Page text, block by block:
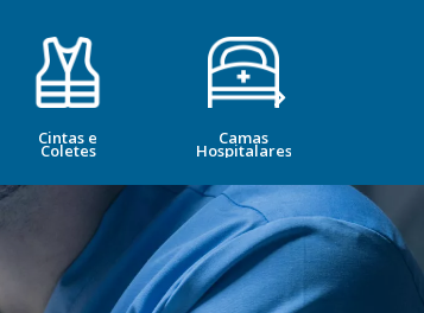
Cintas e
Coletes
Camas
Hospitalares